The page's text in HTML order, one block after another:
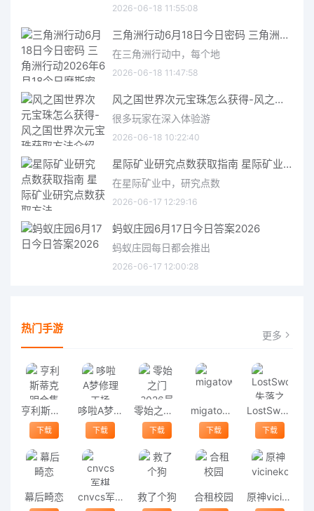
2026-06-18 11:55:08
三角洲行动6月18日今日密码 三角洲行动2026年6月18今日摩斯密码分享
在三角洲行动中，每个地
2026-06-18 11:47:58
风之国世界次元宝珠怎么获得-风之国世界次元宝珠获取方法介绍
很多玩家在深入体验游
2026-06-18 10:22:40
星际矿业研究点数获取指南 星际矿业研究点数获取方法
在星际矿业中，研究点数
2026-06-17 12:29:16
蚂蚁庄园6月17日今日答案2026
蚂蚁庄园每日都会推出
2026-06-17 12:00:28
热门手游 更多
亨利斯蒂克明合集
下载
哆啦A梦修理工场
下载
零始之门2026最新版
下载
migatowemyworld1.68
下载
LostSword失落之剑
下载
幕后畸恋 cnvcs军棋 救了个狗 合租校园 原神vicineko